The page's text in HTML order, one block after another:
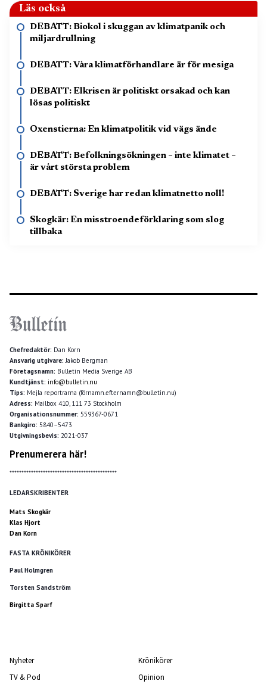
Läs också
DEBATT: Biokol i skuggan av klimatpanik och
miljardrullning
DEBATT: Våra klimatförhandlare är för mesiga
DEBATT: Elkrisen är politiskt orsakad och kan
lösas politiskt
Oxenstierna: En klimatpolitik vid vägs ände
DEBATT: Befolkningsökningen – inte klimatet –
är vårt största problem
DEBATT: Sverige har redan klimatnetto noll!
Skogkär: En misstroendeförklaring som slog
tillbaka
Chefredaktör: Dan Korn
Ansvarig utgivare: Jakob Bergman
Företagsnamn: Bulletin Media Sverige AB
Kundtjänst: info@bulletin.nu
Tips: Mejla reportrarna (förnamn.efternamn@bulletin.nu)
Adress: Mailbox 410, 111 73 Stockholm
Organisationsnummer: 559367-0671
Bankgiro: 5840–5473
Utgivningsbevis: 2021-037
Prenumerera här!
*********************************************
LEDARSKRIBENTER
Mats Skogkär
Klas Hjort
Dan Korn
FASTA KRÖNIKÖRER
Paul Holmgren
Torsten Sandström
Birgitta Sparf
Nyheter
TV & Pod
Krönikörer
Opinion